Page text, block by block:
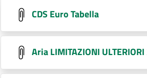
CDS Euro Tabella
Aria LIMITAZIONI